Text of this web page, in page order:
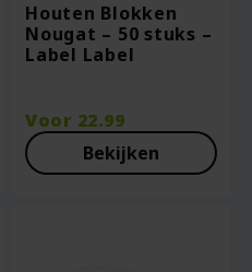
Houten Blokken
Nougat – 50 stuks –
Label Label
Voor 22.99
Bekijken